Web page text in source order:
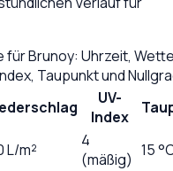
fürBrunoy: Uhrzeit,
Taupunkt und
UV-
Index
L/m²
4
(mäßig) 15